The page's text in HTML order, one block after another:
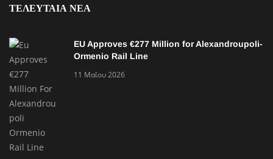
ΤΕΛΕΥΤΑΙΑ ΝΕΑ
EU Approves €277 Million for Alexandroupoli-
Ormenio Rail Line
11 Μαΐου 2026